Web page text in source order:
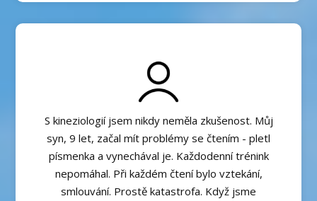
S kineziologií jsem nikdy neměla zkušenost. Můj
syn, 9 let, začal mít problémy se čtením - pletl
písmenka a vynechával je. Každodenní trénink
nepomáhal. Při každém čtení bylo vztekání,
smlouvání. Prostě katastrofa. Když jsme